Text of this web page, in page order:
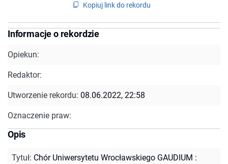
Kopiuj link do rekordu
Informacje o rekordzie
Opiekun:
Redaktor:
Utworzenie rekordu: 08.06.2022, 22:58
Oznaczenie praw:
Opis
Tytuł: Chór Uniwersytetu Wrocławskiego GAUDIUM :